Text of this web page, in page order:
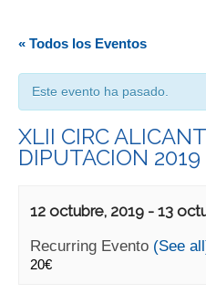
« Todos los Eventos
Este evento ha pasado.
XLII CIRC
DIPUTACION 2019
12 octubre, 2019 - 13
Recurring Evento (See
20€